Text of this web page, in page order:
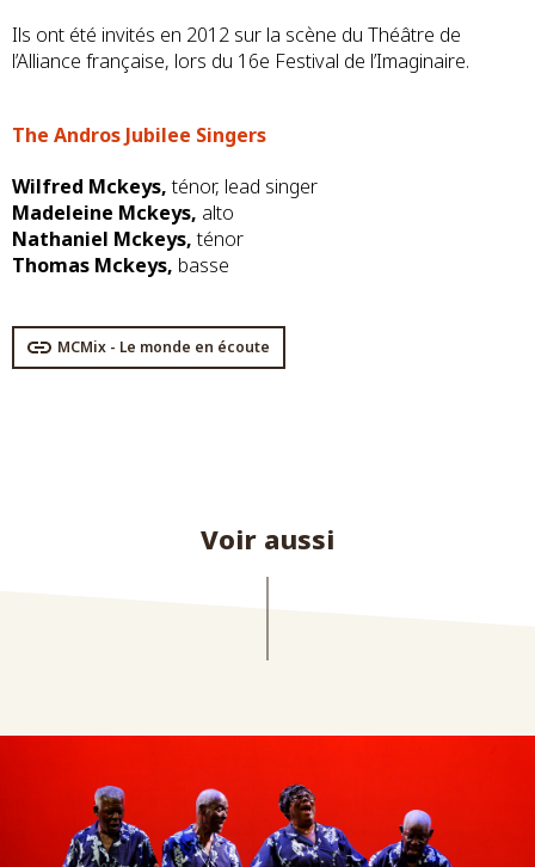
Ils ont été invités en 2012 sur la scène du Théâtre de
l’Alliance française, lors du 16e Festival de l’Imaginaire.
The Andros Jubilee Singers
Wilfred Mckeys,ténor, lead singer
Madeleine Mckeys, alto
Nathaniel Mckeys,ténor
Thomas Mckeys, basse
MCMix - Le monde en écoute
Voir aussi